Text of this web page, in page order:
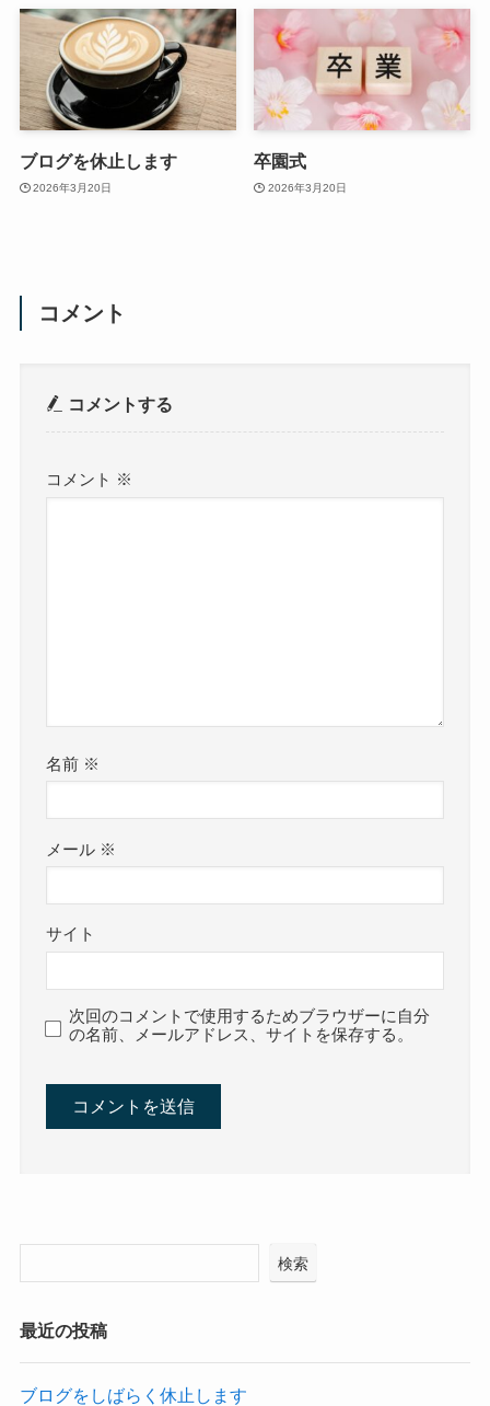
ブログを休止します
2026年3月20日
卒園式
2026年3月20日
コメント
コメントする
コメント ※
名前 ※
メール ※
サイト
次回のコメントで使用するためブラウザーに自分
の名前、メールアドレス、サイトを保存する。
検索
最近の投稿
ブログをしばらく休止します